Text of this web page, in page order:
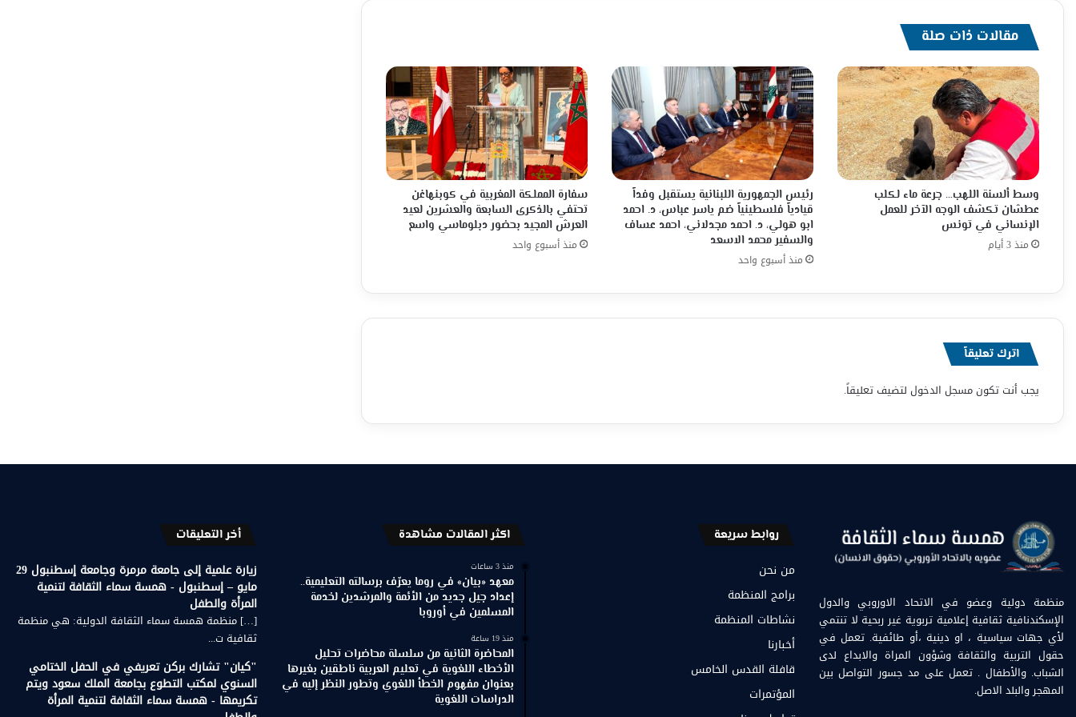
مع
الجماهير
مقالات ذات صلة
وسط ألسنة اللهب… جرعة ماء لكلب
عطشان تكشف الوجه الآخر للعمل
الإنساني في تونس
منذ 3 أيام
رئيس الجمهورية اللبنانية يستقبل وفداً
قيادياً فلسطينياً ضم ياسر عباس، د. احمد
ابو هولي، د. احمد مجدلاني، احمد عساف
والسفير محمد الاسعد
منذ أسبوع واحد
سفارة المملكة المغربية في كوبنهاغن
تحتفي بالذكرى السابعة والعشرين لعيد
العرش المجيد بحضور دبلوماسي واسع
منذ أسبوع واحد
اترك تعليقاً
يجب أنت تكونمسجل الدخول لتضيف تعليقاً.
منظمة دولية وعضو في الاتحاد الاوروبي والدول
الإسكندنافية ثقافية إعلامية تربوية غير ربحية لا تنتمي
لأي جهات سياسية ، او دينية ،أو طائفية. تعمل في
حقول التربية والثقافة وشؤون المراة والابداع لدى
الشباب. والأطفال . تعمل على مد جسور التواصل بين
المهجر والبلد الاصل.
روابط سريعة
من نحن
برامج المنظمة
نشاطات المنظمة
أخبارنا
قافلة القدس الخامس
المؤتمرات
اكثر المقالات مشاهدة
منذ 3 ساعات
معهد «بيان» في روما يعرّف برسالته التعليمية..
إعداد جيل جديد من الأئمة والمرشدين لخدمة
المسلمين في أوروبا
منذ 19 ساعة
المحاضرة الثانية من سلسلة محاضرات تحليل
الأخطاء اللغوية في تعليم العربية ناطقين بغيرها
بعنوان مفهوم الخطأ اللغوي وتطور النظر إليه في
الدراسات اللغوية
أخر التعليقات
زيارة علمية إلى جامعة مرمرة وجامعة إسطنبول 29
مايو – إسطنبول - همسة سماء الثقافة لتنمية
المرأة والطفل
[…] منظمة همسة سماء الثقافة الدولية: هي منظمة
ثقافية ت...
"كيان" تشارك بركن تعريفي في الحفل الختامي
السنوي لمكتب التطوع بجامعة الملك سعود ويتم
تكريمها - همسة سماء الثقافة لتنمية المرأة